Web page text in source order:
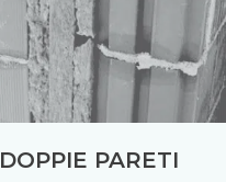
DOPPIE PARETI